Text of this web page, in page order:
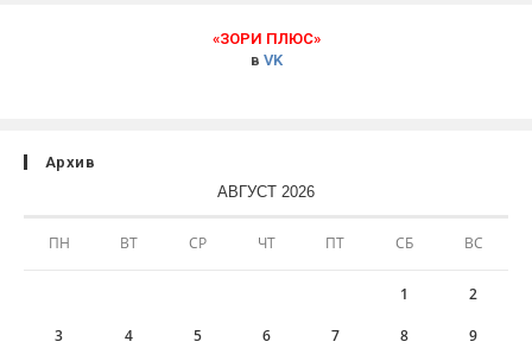
«ЗОРИ ПЛЮС»
в VK
Архив
АВГУСТ 2026
ПН ВТ СР ЧТ ПТ СБ ВС
1 2
3 4 5 6 7 8 9